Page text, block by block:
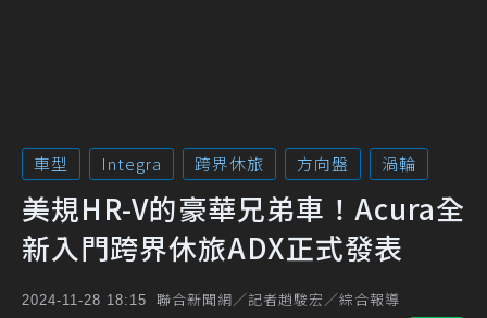
車型 Integra 跨界休旅 方向盤 渦輪
美規HR-V的豪華兄弟車！Acura全
新入門跨界休旅ADX正式發表
2024-11-28 18:15 聯合新聞網／記者趙駿宏／綜合報導